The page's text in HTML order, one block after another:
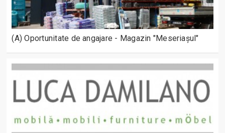
(A) Oportunitate de angajare - Magazin "Meseriașul"